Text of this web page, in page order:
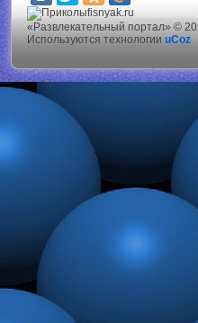
fisnyak.ru
«Развлекательный портал» ©
Используются технологии uCoz